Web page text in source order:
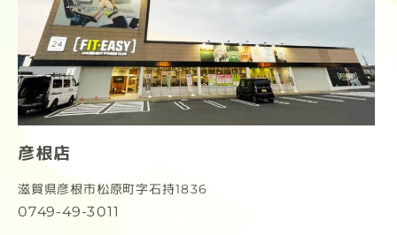
彦根店
滋賀県彦根市松原町字石持1836
0749-49-3011